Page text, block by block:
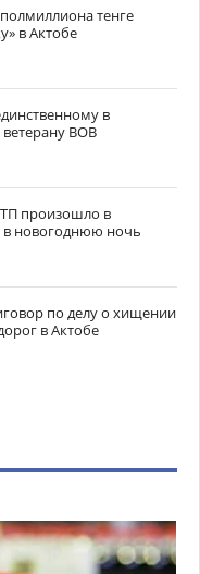
тенге
в Актобе
в
ВОВ
произошло в
в новогоднюю ночь
по делу о хищении
в Актобе